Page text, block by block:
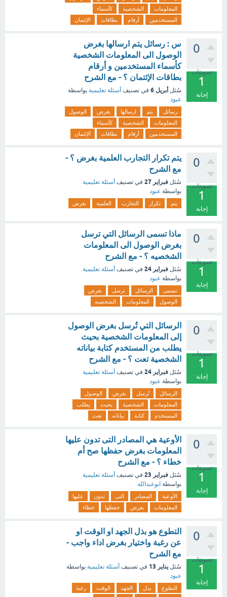
المعلومات
الشخصية
كأسماء
المستخدمين
أرقام بطاقات الإئتمان
0
تصويتات
1
إجابة
س : رسائل يتم ارسالها بغرض
الوصول الى المعلومات الشخصية
كأسماء المستخدمين و أرقام
بطاقات الإئتمان ؟ - مع الشرح
سُئل أبريل 6 في تصنيف أسئلة تعليمية بواسطة
عبود
رسائل يتم ارسالها بغرض
الوصول
المعلومات
الشخصية
كأسماء
المستخدمين
أرقام بطاقات الإئتمان
0
تصويتات
1
إجابة
يتم تكرار التجارب العلمية بغرض ؟ -
مع الشرح
سُئل فبراير 27 في تصنيف أسئلة تعليمية
بواسطة عبود
يتم تكرار التجارب العلمية بغرض
0
تصويتات
1
إجابة
ماذا تسمى الرسائل التي ترسل
بغرض الوصول الى المعلومات
الشخصيه ؟ - مع الشرح
سُئل فبراير 24 في تصنيف أسئلة تعليمية
بواسطة عبود
تسمى الرسائل ترسل
بغرض
الوصول
المعلومات الشخصيه
0
تصويتات
1
إجابة
الرسائل التي تُرسل بغرض الوصول
إلى المعلومات الشخصية بحيث
يطلب من المستخدم كتابة بياناته
الشخصية تعت ؟ - مع الشرح
سُئل فبراير 24 في تصنيف أسئلة تعليمية
بواسطة عبود
الرسائل تُرسل بغرض
الوصول
المعلومات
الشخصية بحيث
يطلب
المستخدم
كتابة بياناته تعت
0
تصويتات
1
إجابة
الأوعية هي المصادر التى تدون عليها
المعلومات بغرض حفظها صح أم
خطاء ؟ - مع الشرح
سُئل فبراير 23 في تصنيف أسئلة تعليمية
بواسطة ابوعبدالله
الأوعية المصادر التى تدون
عليها
المعلومات
بغرض حفظها خطاء
0
تصويتات
1
إجابة
التطوع هو بذل الجهد او الوقت او
عن رغبة واختيار بغرض اداء واجب -
مع الشرح
سُئل يناير 13 في تصنيف أسئلة تعليمية بواسطة
عبود
التطوع بذل الجهد الوقت
رغبة